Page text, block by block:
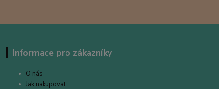
Informace pro zákazníky
O nás
Jak nakupovat